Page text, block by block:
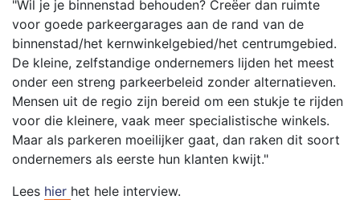
"Wil je je binnenstad behouden? Creëer dan ruimte
voor goede parkeergarages aan de rand van de
binnenstad/het kernwinkelgebied/het centrumgebied.
De kleine, zelfstandige ondernemers lijden het meest
onder een streng parkeerbeleid zonder alternatieven.
Mensen uit de regio zijn bereid om een stukje te rijden
voor die kleinere, vaak meer specialistische winkels.
Maar als parkeren moeilijker gaat, dan raken dit soort
ondernemers als eerste hun klanten kwijt."
Lees hier het hele interview.